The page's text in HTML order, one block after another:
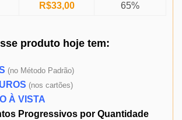
R$33,00 65%
produto hojetem:
(no Método Padrão)
(nos cartões)
À VISTA
Progressivos por Quantidade